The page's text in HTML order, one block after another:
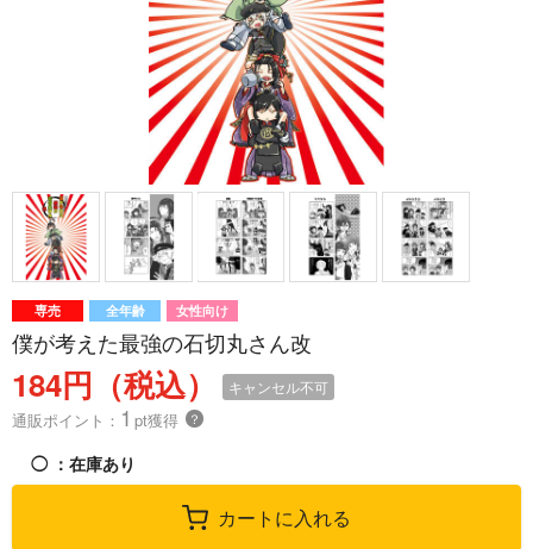
専売 全年齢 女性向け
僕が考えた最強の石切丸さん改
184円（税込） キャンセル不可
通販ポイント： 1 pt獲得 ？
◯ ：在庫あり
カートに入れる